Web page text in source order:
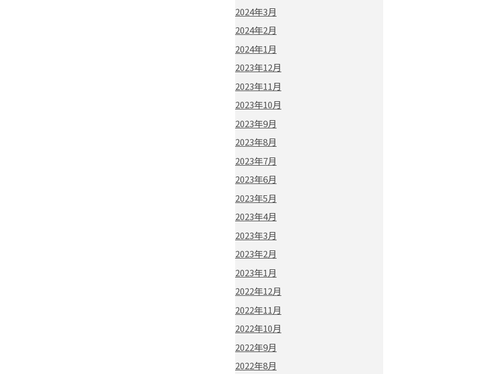
2024年3月
2024年2月
2024年1月
2023年12月
2023年11月
2023年10月
2023年9月
2023年8月
2023年7月
2023年6月
2023年5月
2023年4月
2023年3月
2023年2月
2023年1月
2022年12月
2022年11月
2022年10月
2022年9月
2022年8月